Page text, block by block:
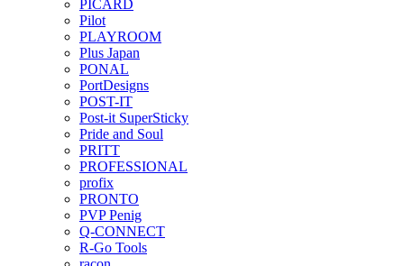
PICARD
Pilot
PLAYROOM
Plus Japan
PONAL
PortDesigns
POST-IT
Post-it SuperSticky
Pride and Soul
PRITT
PROFESSIONAL
profix
PRONTO
PVP Penig
Q-CONNECT
R-Go Tools